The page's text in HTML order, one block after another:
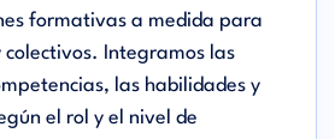
formativas a medida para
Integramos las
las habilidades y
el rol y el nivel de